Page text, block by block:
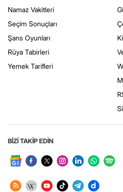
Namaz Vakitleri
Seçim Sonuçları
Şans Oyunları
Rüya Tabirleri
Yemek Tarifleri
BİZİ TAKİP EDİN